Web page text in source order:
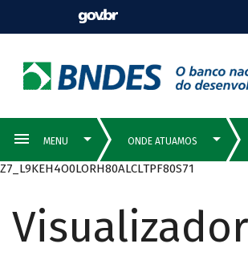
Z7_L9KEH4O0LORH80ALCLTPF80S71